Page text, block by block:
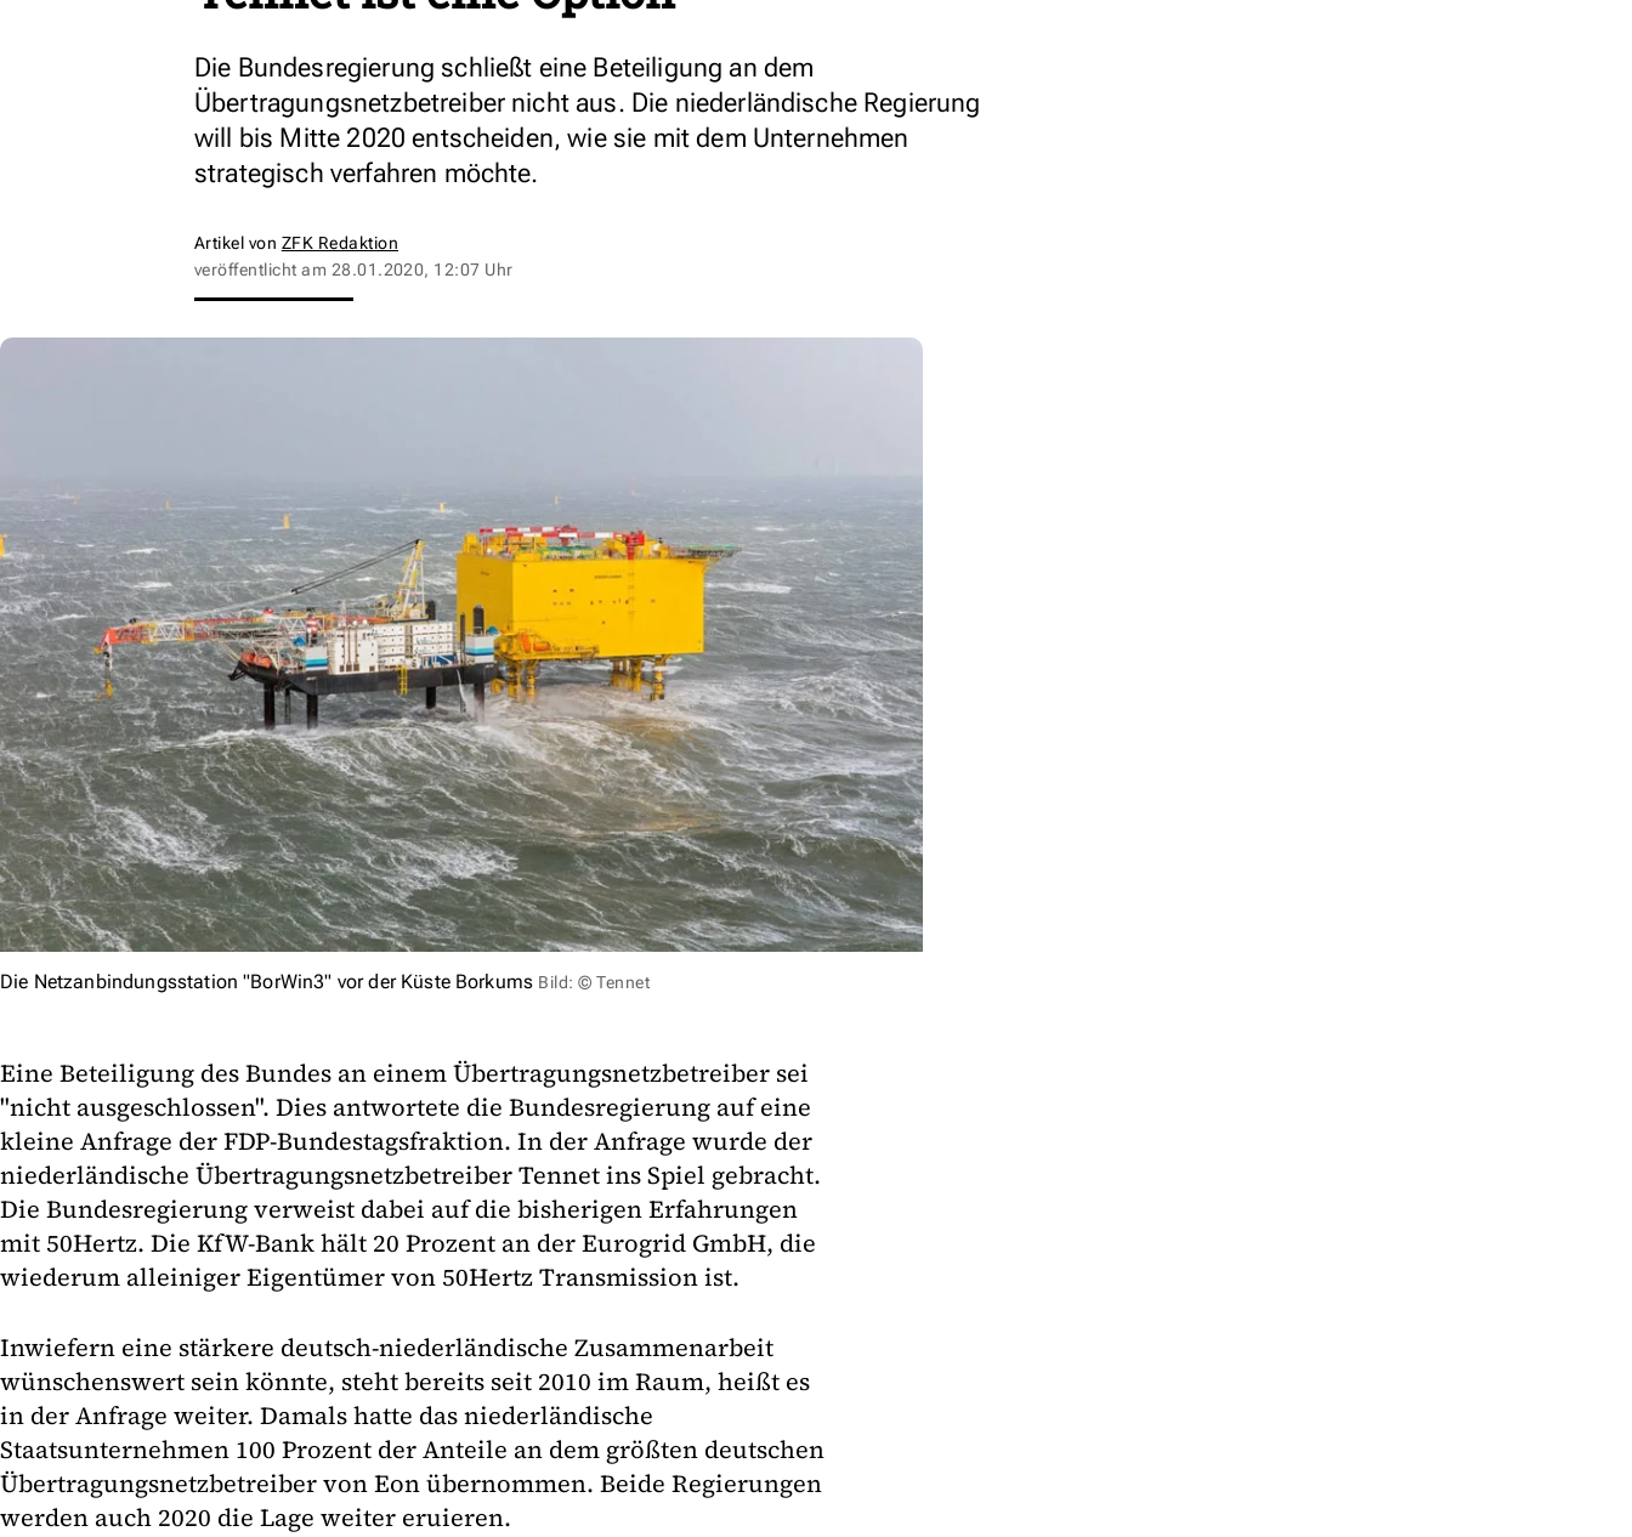
Die Bundesregierung schließt eine Beteiligung an dem
Übertragungsnetzbetreiber nicht aus. Die niederländische Regierung
will bis Mitte 2020 entscheiden, wie sie mit dem Unternehmen
strategisch verfahren möchte.
Artikel von ZFK Redaktion
veröffentlicht am 28.01.2020, 12:07 Uhr
Die Netzanbindungsstation "BorWin3" vor der Küste Borkums Bild: © Tennet
Eine Beteiligung des Bundes an einem Übertragungsnetzbetreiber sei
"nicht ausgeschlossen". Dies antwortete die Bundesregierung auf eine
kleine Anfrage der FDP-Bundestagsfraktion. In der Anfrage wurde der
niederländische Übertragungsnetzbetreiber Tennet ins Spiel gebracht.
Die Bundesregierung verweist dabei auf die bisherigen Erfahrungen
mit 50Hertz. Die KfW-Bank hält 20 Prozent an der Eurogrid GmbH, die
wiederum alleiniger Eigentümer von 50Hertz Transmission ist.
Inwiefern eine stärkere deutsch-niederländische Zusammenarbeit
wünschenswert sein könnte, steht bereits seit 2010 im Raum, heißt es
in der Anfrage weiter. Damals hatte das niederländische
Staatsunternehmen 100 Prozent der Anteile an dem größten deutschen
Übertragungsnetzbetreiber von Eon übernommen. Beide Regierungen
werden auch 2020 die Lage weiter eruieren.